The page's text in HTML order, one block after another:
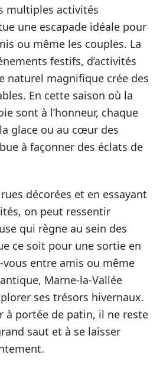
multiples activités
une escapade idéale pour
ou même les couples. La
festifs, d’activités
naturel magnifique crée des
En cette saison où la
sont à l’honneur, chaque
glace ou au cœur des
à façonner des éclats de
décorées et en essayant
on peut ressentir
qui règne au sein des
ce soit pour une sortie en
entre amis ou même
Marne-la-Vallée
ses trésors hivernaux.
à portée de patin, il ne reste
saut et à se laisser